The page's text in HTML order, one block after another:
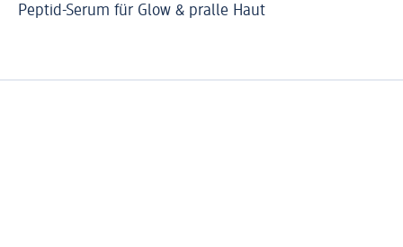
Peptid-Serum für Glow & pralle Haut